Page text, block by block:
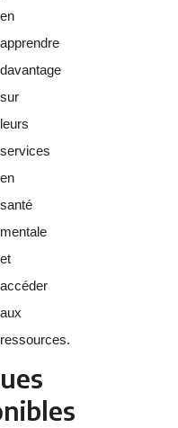
en
apprendre
davantage
sur
leurs
services
en
santé
mentale
et
accéder
aux
ressources.